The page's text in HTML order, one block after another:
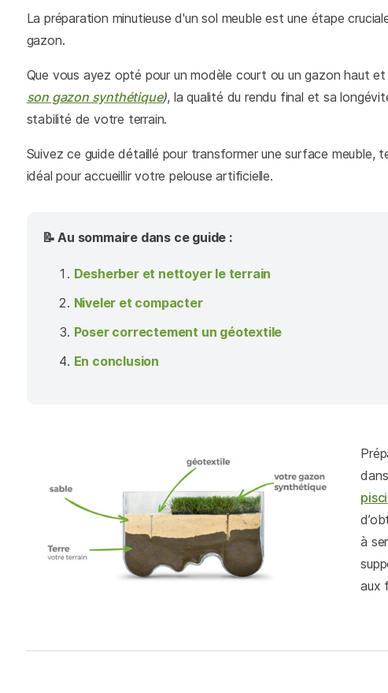
La préparation minutieuse d'un sol meuble est une étape
gazon.
Que vous ayez opté pour un modèle court ou un gazon haut et
son gazon synthétique), la qualité du rendu final et sa
stabilité de votre terrain.
Suivez ce guide détaillé pour transformer une surface meuble,
idéal pour accueillir votre pelouse artificielle.
📝 Au sommaire dans ce guide :
Desherber et nettoyer le terrain
Niveler et compacter
Poser correctement un géotextile
En conclusion
à
aux